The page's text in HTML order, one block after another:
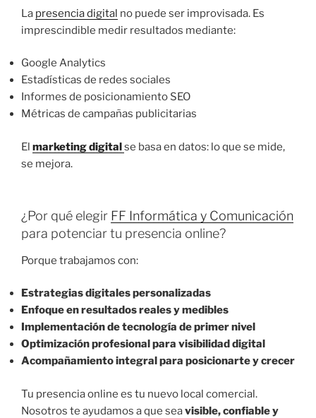
La presencia digital no puede ser improvisada. Es
imprescindible medir resultados mediante:
Google Analytics
Estadísticas de redes sociales
Informes de posicionamiento SEO
Métricas de campañas publicitarias
El marketing digitalse basa en datos: lo que se mide,
se mejora.
¿Por qué elegir FF Informática y Comunicación
para potenciar tu presencia online?
Porque trabajamos con:
Estrategias digitales personalizadas
Enfoque en resultados reales y medibles
Implementación de tecnología de primer nivel
Optimización profesional para visibilidad digital
Acompañamiento integral para posicionarte y crecer
Tu presencia online es tu nuevo local comercial.
Nosotros te ayudamos a que seavisible, confiable y